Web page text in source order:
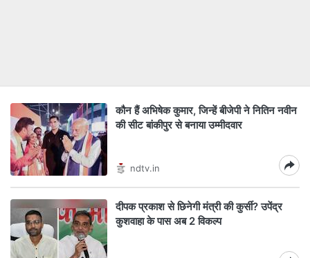
कौन हैं अभिषेक कुमार, जिन्हें बीजेपी ने नितिन नवीन
की सीट बांकीपुर से बनाया उम्मीदवार
ndtv.in
दीपक प्रकाश से छिनेगी मंत्री की कुर्सी? उपेंद्र
कुशवाहा के पास अब 2 विकल्प